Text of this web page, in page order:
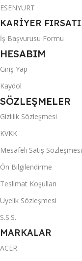
ESENYURT
KARİYER FIRSATI
İş Başvurusu Formu
HESABIM
Giriş Yap
Kaydol
SÖZLEŞMELER
Gizlilik Sözleşmesi
KVKK
Mesafeli Satış Sözleşmesi
Ön Bilgilendirme
Teslimat Koşulları
Üyelik Sözleşmesi
S.S.S.
MARKALAR
ACER